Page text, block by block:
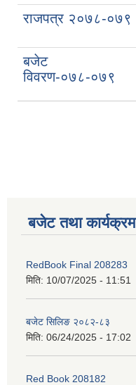
राजपत्र २०७८-०७९
बजेट
विवरण-०७८-०७९
बजेट तथा कार्यक्रम
RedBook Final 208283
मिति: 10/07/2025 - 11:51
बजेट सिलिङ २०८२-८३
मिति: 06/24/2025 - 17:02
Red Book 208182